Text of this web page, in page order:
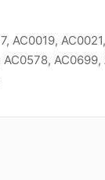
AC0019,
AC0699,